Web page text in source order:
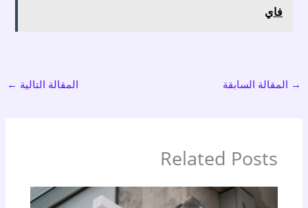
فاي
→ المقالة السابقة المقالة التالية ←
Related Posts